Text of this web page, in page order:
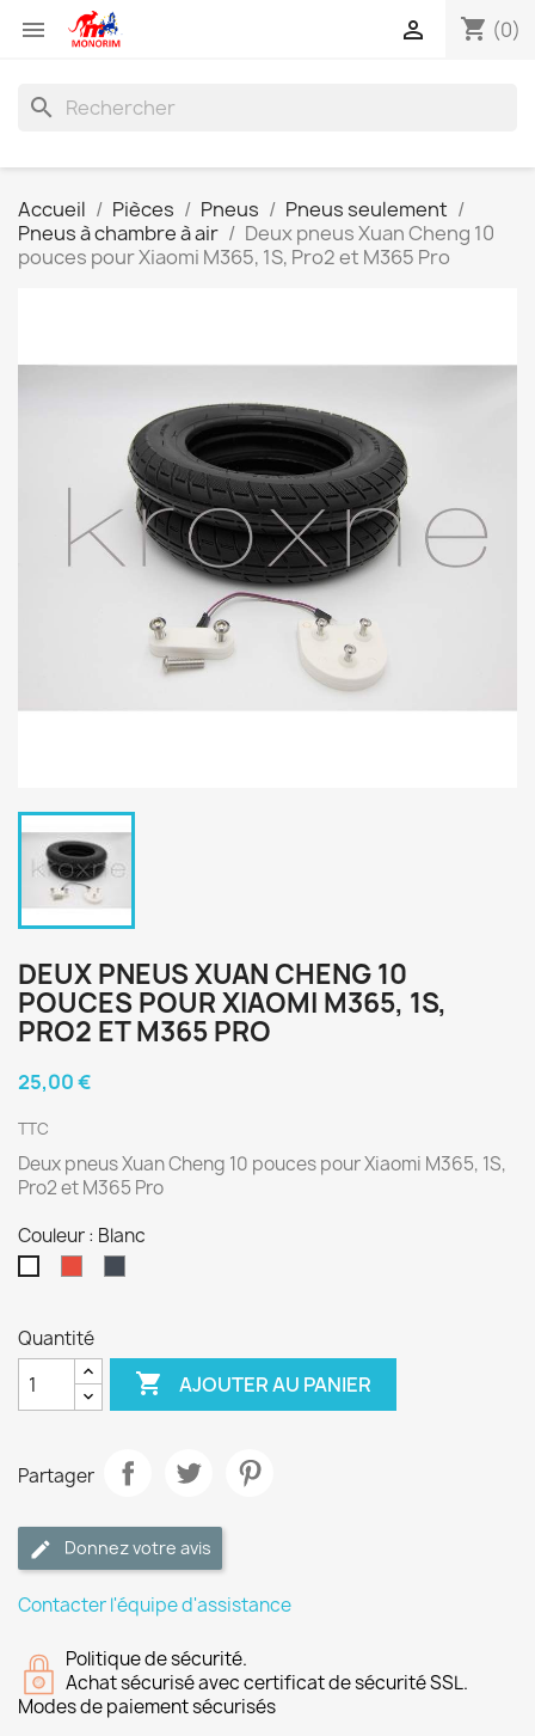
 shopping_cart (0)

search
Accueil Pièces Pneus
Pneus seulement
Pneus à chambre à air
Deux pneus Xuan Cheng 10
pouces pour Xiaomi M365, 1S, Pro2 et M365 Pro
DEUX PNEUS XUAN CHENG 10
POUCES POUR XIAOMI M365, 1S,
PRO2 ET M365 PRO
25,00 €
TTC
Deux pneus Xuan Cheng 10 pouces pour Xiaomi M365, 1S,
Pro2 et M365 Pro
Couleur : Blanc
Quantité
 AJOUTER AU PANIER
Partager
Donnez votre avis
Contacter l'équipe d'assistance
Politique de sécurité.
Achat sécurisé avec certificat de sécurité SSL.
Modes de paiement sécurisés